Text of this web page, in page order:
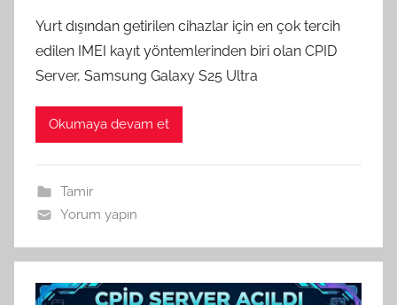
Yurt dışından getirilen cihazlar için en çok tercih
edilen IMEI kayıt yöntemlerinden biri olan CPID
Server, Samsung Galaxy S25 Ultra
Okumaya devam et
Tamir
Yorum yapın